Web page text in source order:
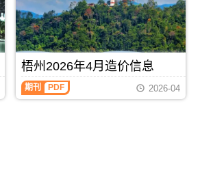
梧州2026年4月造价信息
期刊 PDF 2026-04